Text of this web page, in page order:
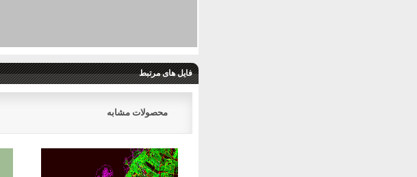
فایل های مرتبط
محصولات مشابه